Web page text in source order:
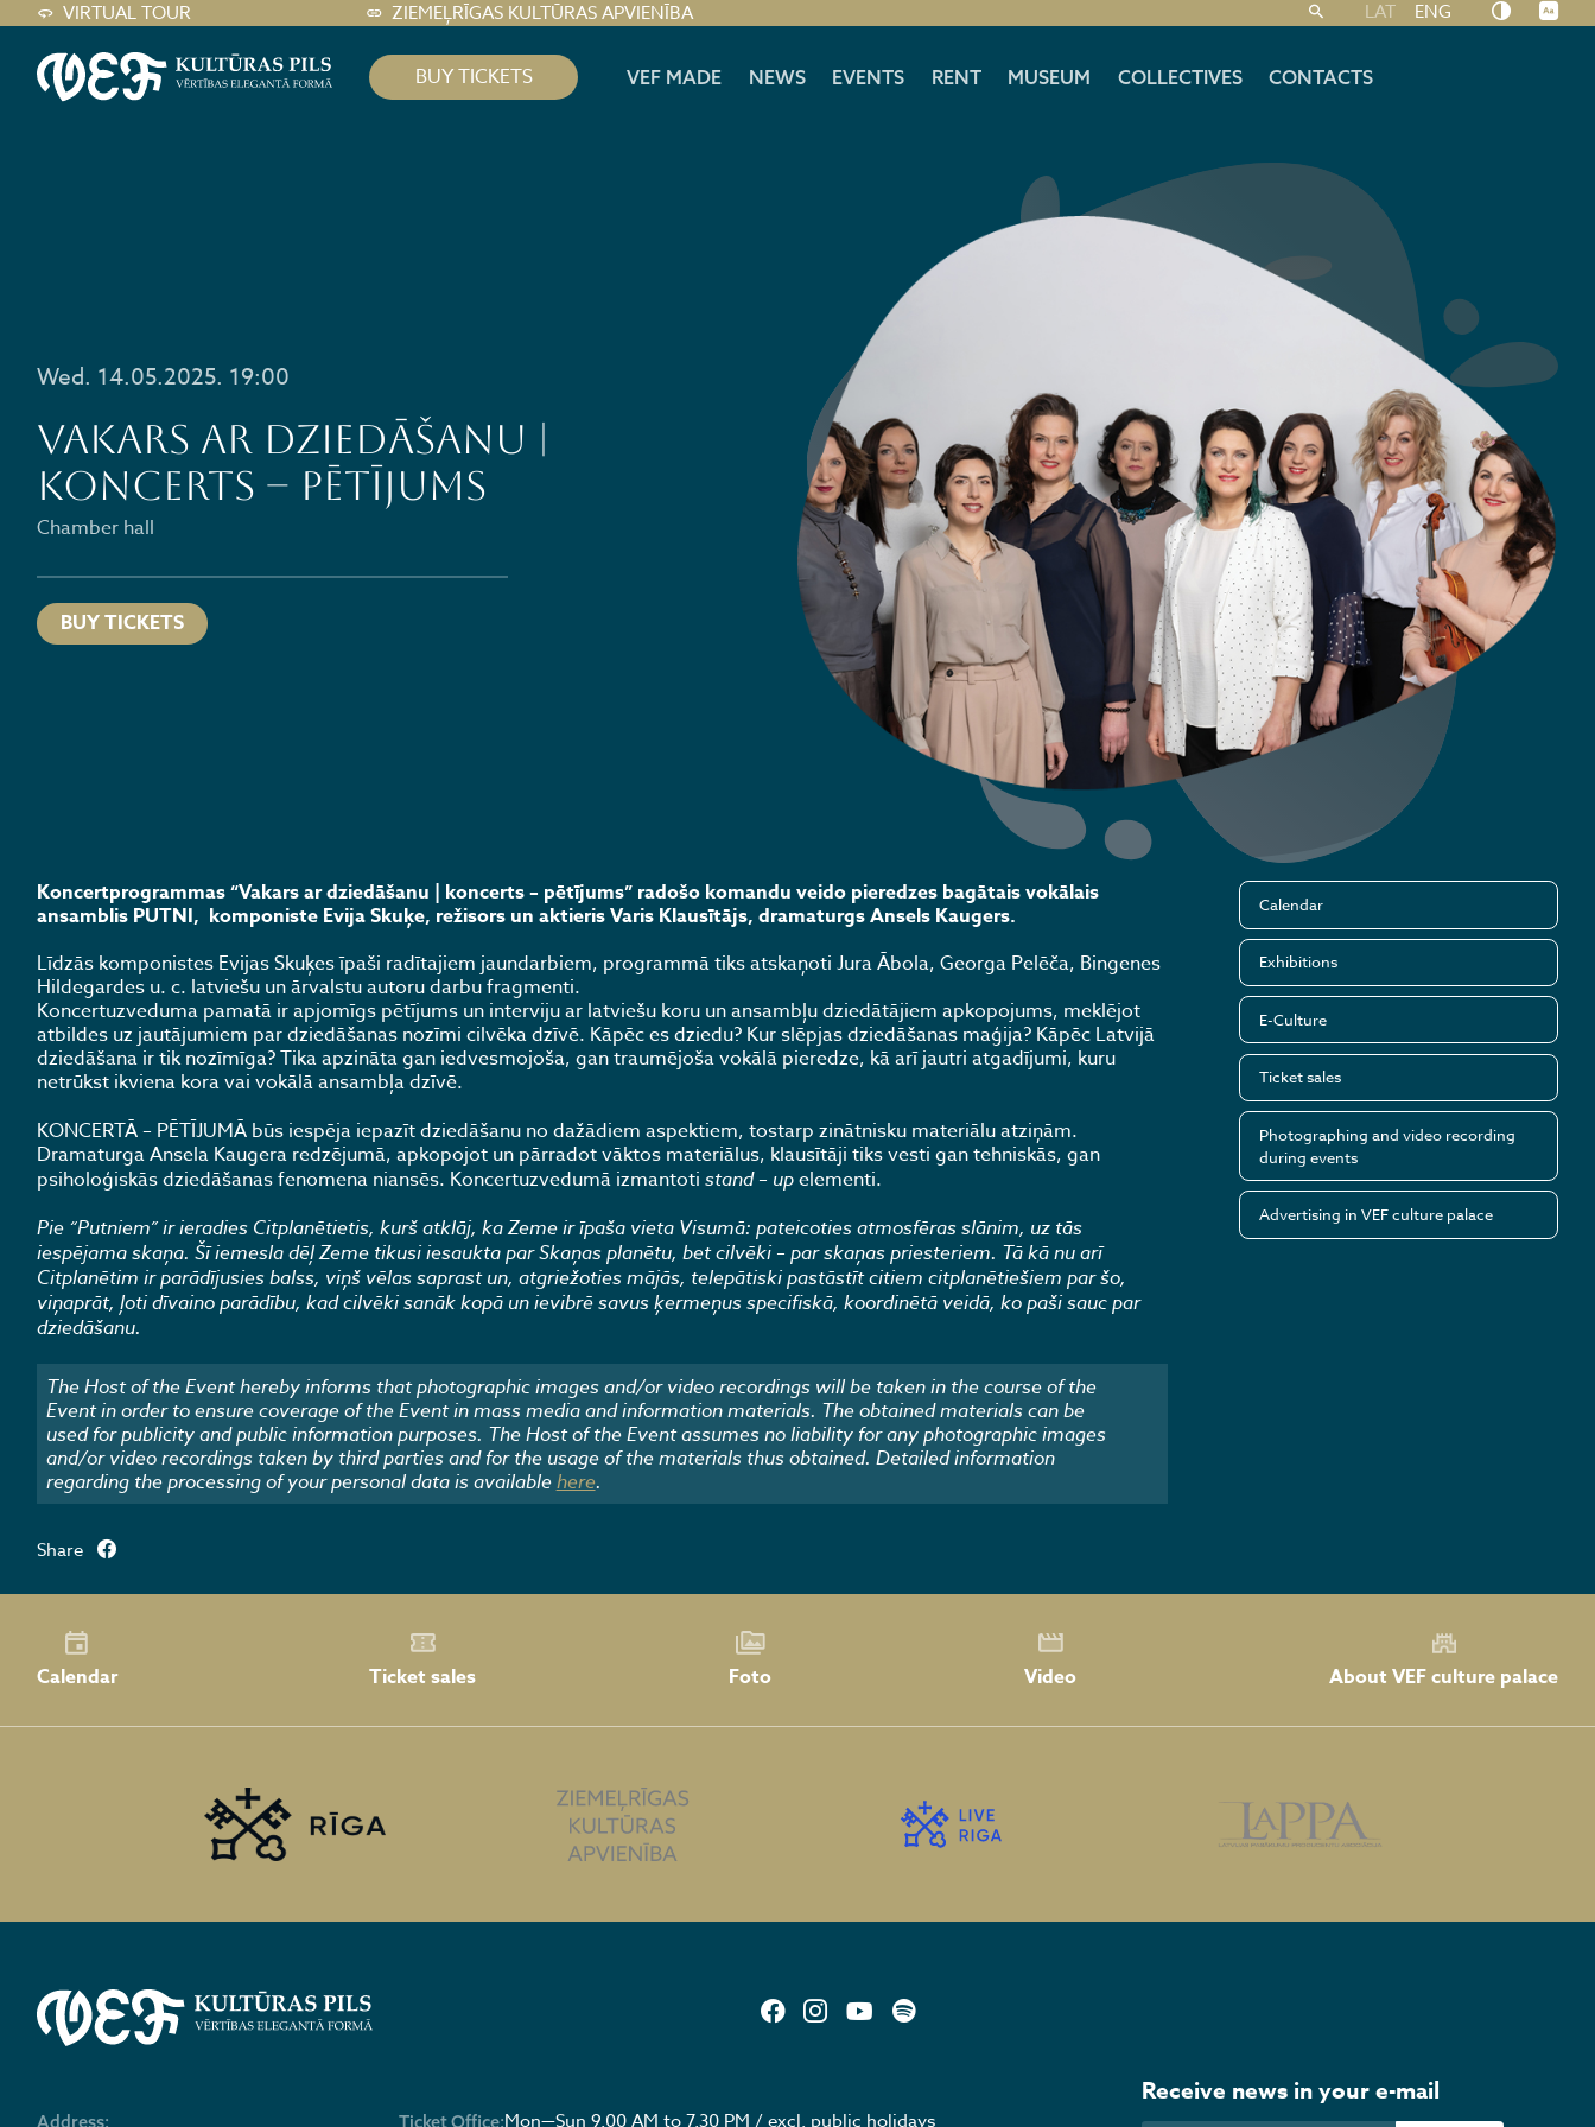
VIRTUAL TOUR ZIEMEĻRĪGAS KULTŪRAS APVIENĪBA LAT ENG
BUY TICKETS VEF MADE NEWS EVENTS RENT MUSEUM COLLECTIVES CONTACTS
Wed. 14.05.2025. 19:00
VAKARS AR DZIEDĀŠANU |
Koncerts – pētījums
Chamber hall
BUY TICKETS
Koncertprogrammas “Vakars ar dziedāšanu | koncerts – pētījums” radošo komandu veido pieredzes bagātais vokālais
ansamblis PUTNI, komponiste Evija Skuķe, režisors un aktieris Varis Klausītājs, dramaturgs Ansels Kaugers.
​Līdzās komponistes Evijas Skuķes īpaši radītajiem jaundarbiem, programmā tiks atskaņoti Jura Ābola, Georga Pelēča, Bingenes
Hildegardes u. c. latviešu un ārvalstu autoru darbu fragmenti.
​Koncertuzveduma pamatā ir apjomīgs pētījums un interviju ar latviešu koru un ansambļu dziedātājiem apkopojums, meklējot
atbildes uz jautājumiem par dziedāšanas nozīmi cilvēka dzīvē. Kāpēc es dziedu? Kur slēpjas dziedāšanas maģija? Kāpēc Latvijā
dziedāšana ir tik nozīmīga? Tika apzināta gan iedvesmojoša, gan traumējoša vokālā pieredze, kā arī jautri atgadījumi, kuru
netrūkst ikviena kora vai vokālā ansambļa dzīvē.
​KONCERTĀ – PĒTĪJUMĀ būs iespēja iepazīt dziedāšanu no dažādiem aspektiem, tostarp zinātnisku materiālu atziņām.
Dramaturga Ansela Kaugera redzējumā, apkopojot un pārradot vāktos materiālus, klausītāji tiks vesti gan tehniskās, gan
psiholoģiskās dziedāšanas fenomena niansēs. Koncertuzvedumā izmantoti stand – upelementi.
Pie “Putniem” ir ieradies Citplanētietis, kurš atklāj, ka Zeme ir īpaša vieta Visumā: pateicoties atmosfēras slānim, uz tās
iespējama skaņa. Šī iemesla dēļ Zeme tikusi iesaukta par Skaņas planētu, bet cilvēki – par skaņas priesteriem. Tā kā nu arī
Citplanētim ir parādījusies balss, viņš vēlas saprast un, atgriežoties mājās, telepātiski pastāstīt citiem citplanētiešiem par šo,
viņaprāt, ļoti dīvaino parādību, kad cilvēki sanāk kopā un ievibrē savus ķermeņus specifiskā, koordinētā veidā, ko paši sauc par
dziedāšanu.
The Host of the Event hereby informs that photographic images and/or video recordings will be taken in the course of the
Event in order to ensure coverage of the Event in mass media and information materials. The obtained materials can be
used for publicity and public information purposes. The Host of the Event assumes no liability for any photographic images
and/or video recordings taken by third parties and for the usage of the materials thus obtained. Detailed information
regarding the processing of your personal data is availablehere.
Calendar
Exhibitions
E-Culture
Ticket sales
Photographing and video recording
during events
Advertising in VEF culture palace
Share
Calendar Ticket sales Foto Video About VEF culture palace
Address: Ticket Office:Mon—Sun 9.00 AM to 7.30 PM / excl. public holidays
Receive news in your e-mail